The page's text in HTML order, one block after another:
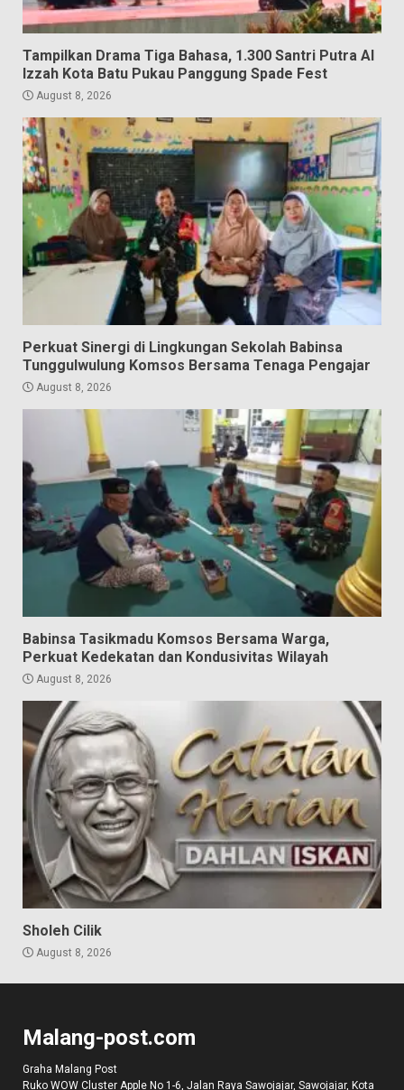
Tampilkan Drama Tiga Bahasa, 1.300 Santri Putra Al
Izzah Kota Batu Pukau Panggung Spade Fest
August 8, 2026
Perkuat Sinergi di Lingkungan Sekolah Babinsa
Tunggulwulung Komsos Bersama Tenaga Pengajar
August 8, 2026
Babinsa Tasikmadu Komsos Bersama Warga,
Perkuat Kedekatan dan Kondusivitas Wilayah
August 8, 2026
Sholeh Cilik
August 8, 2026
Malang-post.com
Graha Malang Post
Ruko WOW Cluster Apple No 1-6, Jalan Raya Sawojajar, Sawojajar, Kota